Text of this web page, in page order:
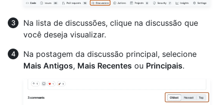
Na lista de discussões, clique na discussão que
você deseja visualizar.
Na postagem da discussão principal, selecione
Mais Antigos, Mais Recentes ou Principais.